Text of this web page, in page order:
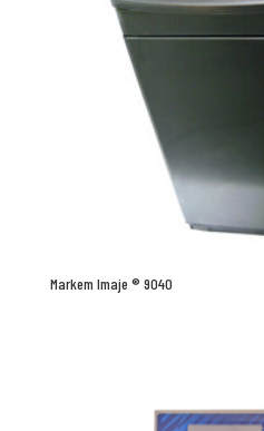
Markem Imaje ® 9040